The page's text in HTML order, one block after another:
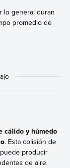
lo general duran
promedio de
cálido y húmedo
. Esta colisión de
producir
de aire.